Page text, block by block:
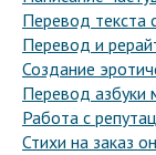
Перевод текста
Перевод и
Создание
Перевод азбуки
Работа с
Стихи на заказ